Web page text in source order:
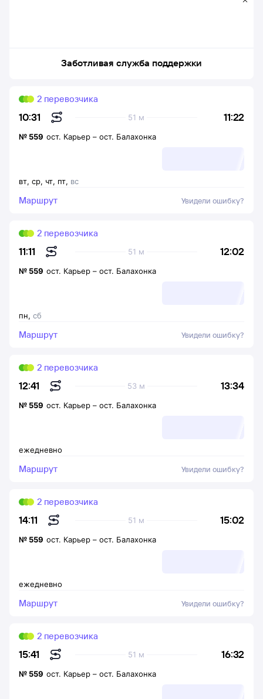
Заботливая служба поддержки
10:31 11:22
51 м
2 перевозчика
вт, ср, чт, пт, вс
№ 559 ост. Карьер – ост. Балахонка
Маршрут Увидели ошибку?
11:11 12:02
51 м
2 перевозчика
пн, сб
№ 559 ост. Карьер – ост. Балахонка
Маршрут Увидели ошибку?
12:41 13:34
53 м
2 перевозчика
ежедневно
№ 559 ост. Карьер – ост. Балахонка
Маршрут Увидели ошибку?
14:11 15:02
51 м
2 перевозчика
ежедневно
№ 559 ост. Карьер – ост. Балахонка
Маршрут Увидели ошибку?
15:41 16:32
51 м
2 перевозчика
№ 559 ост. Карьер – ост. Балахонка